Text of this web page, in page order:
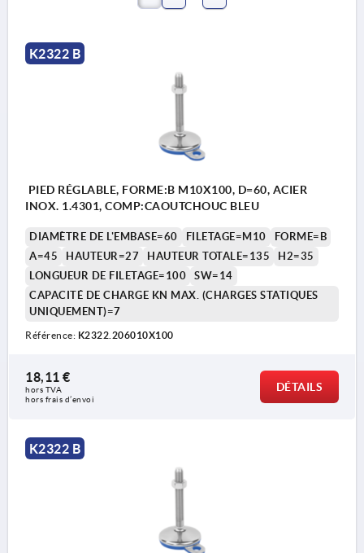
K2322 B
PIED RÉGLABLE, FORME:B M10X100, D=60, ACIER
INOX. 1.4301, COMP:CAOUTCHOUC BLEU
DIAMÈTRE DE L'EMBASE=60 FILETAGE=M10
FORME=B
A=45
HAUTEUR=27 HAUTEUR TOTALE=135
H2=35
LONGUEUR DE FILETAGE=100
SW=14
CAPACITÉ DE CHARGE KN MAX. (CHARGES STATIQUES
UNIQUEMENT)=7
Référence: K2322.206010X100
18,11 €
hors TVA
hors frais d’envoi
DÉTAILS
K2322 B